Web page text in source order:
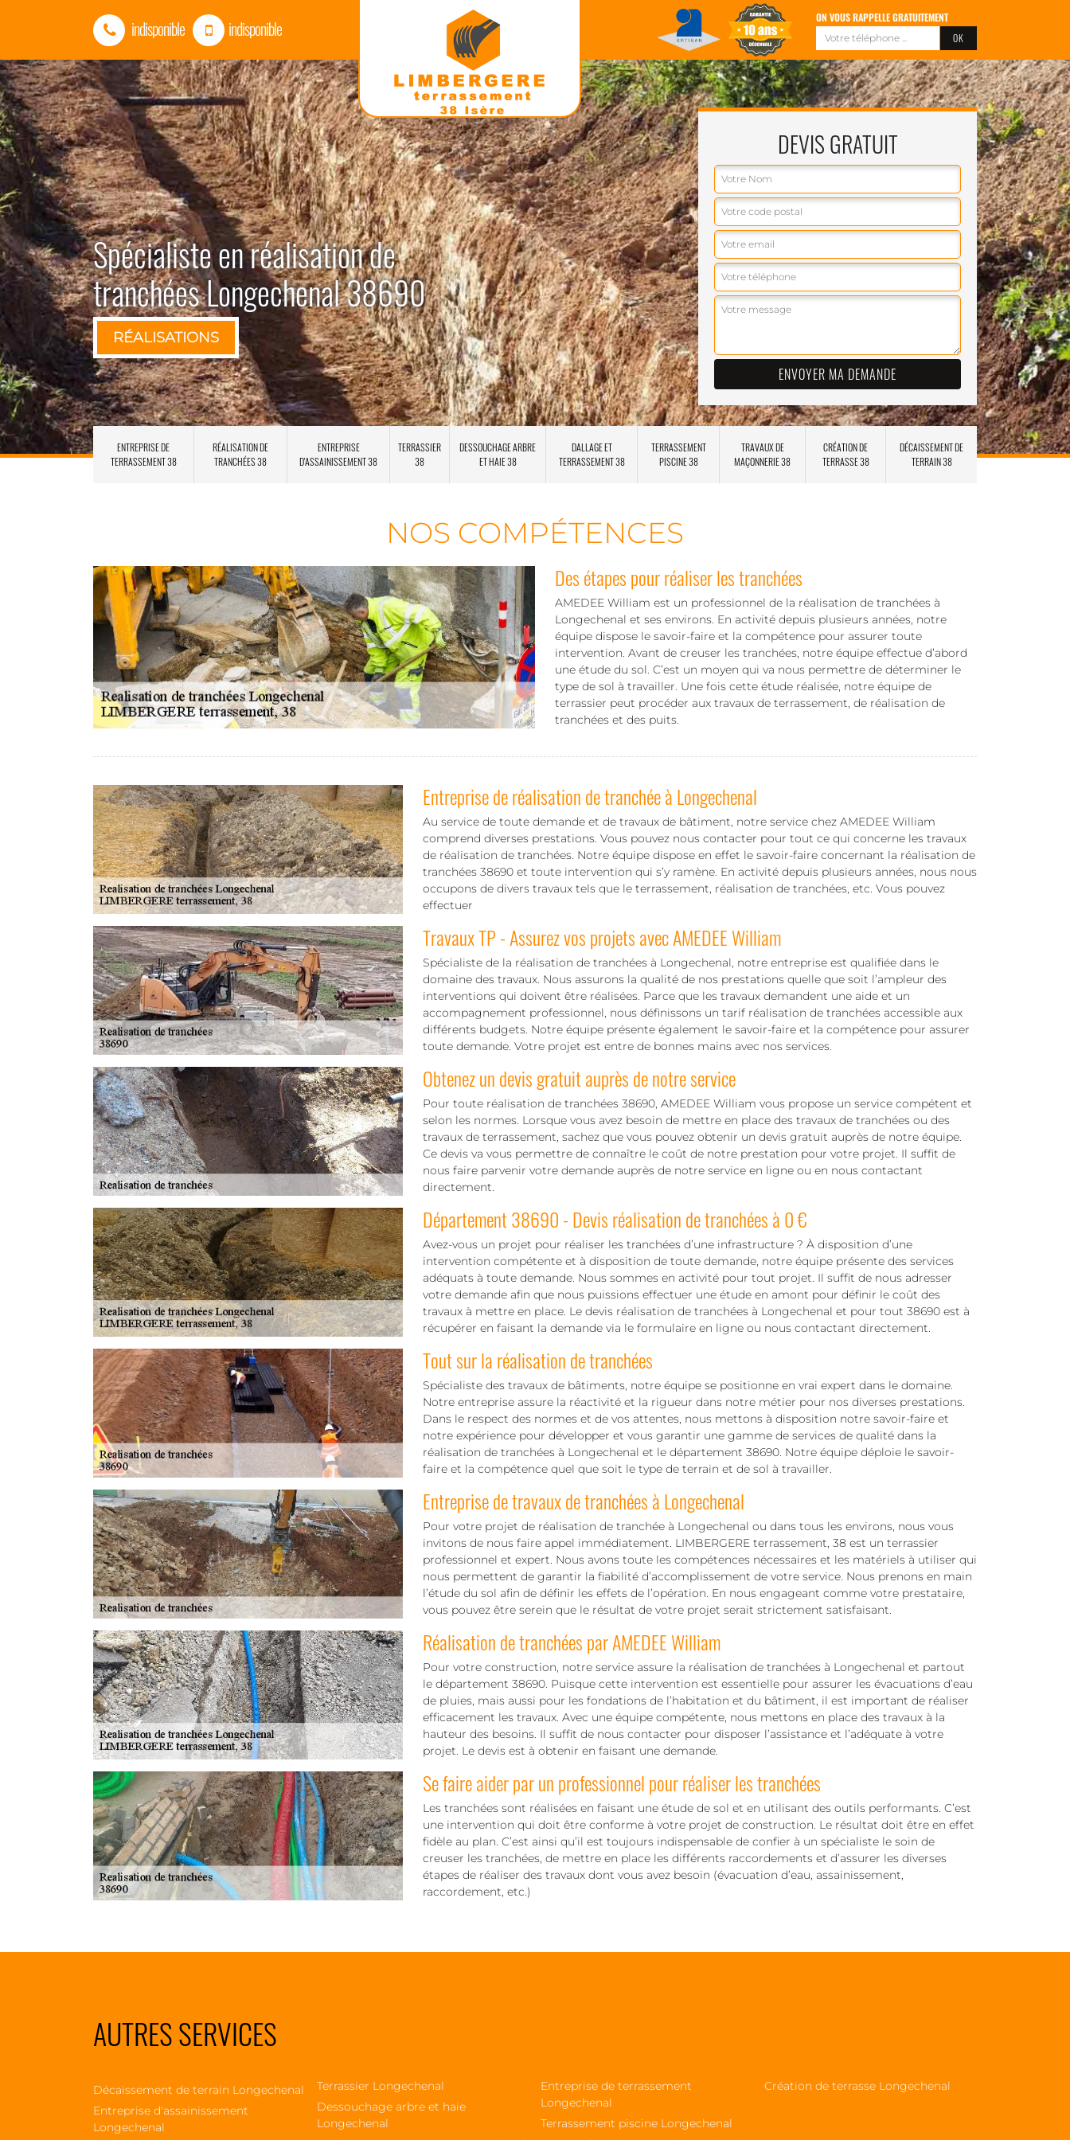
indisponible indisponible ON VOUS RAPPELLE GRATUITEMENT
Spécialiste en réalisation de
tranchées Longechenal 38690
RÉALISATIONS
DEVIS GRATUIT
ENTREPRISE DE
TERRASSEMENT 38
RÉALISATION DE
TRANCHÉES 38
ENTREPRISE
D'ASSAINISSEMENT 38
TERRASSIER
38
DESSOUCHAGE ARBRE
ET HAIE 38
DALLAGE ET
TERRASSEMENT 38
TERRASSEMENT
PISCINE 38
TRAVAUX DE
MAÇONNERIE 38
CRÉATION DE
TERRASSE 38
DÉCAISSEMENT DE
TERRAIN 38
NOS COMPÉTENCES
Des étapes pour réaliser les tranchées
AMEDEE William est un professionnel de la réalisation de tranchées à
Longechenal et ses environs. En activité depuis plusieurs années, notre
équipe dispose le savoir-faire et la compétence pour assurer toute
intervention. Avant de creuser les tranchées, notre équipe effectue d’abord
une étude du sol. C’est un moyen qui va nous permettre de déterminer le
type de sol à travailler. Une fois cette étude réalisée, notre équipe de
terrassier peut procéder aux travaux de terrassement, de réalisation de
tranchées et des puits.
Entreprise de réalisation de tranchée à Longechenal
Au service de toute demande et de travaux de bâtiment, notre service chez AMEDEE William
comprend diverses prestations. Vous pouvez nous contacter pour tout ce qui concerne les travaux
de réalisation de tranchées. Notre équipe dispose en effet le savoir-faire concernant la réalisation de
tranchées 38690 et toute intervention qui s’y ramène. En activité depuis plusieurs années, nous nous
occupons de divers travaux tels que le terrassement, réalisation de tranchées, etc. Vous pouvez
effectuer
Travaux TP - Assurez vos projets avec AMEDEE William
Spécialiste de la réalisation de tranchées à Longechenal, notre entreprise est qualifiée dans le
domaine des travaux. Nous assurons la qualité de nos prestations quelle que soit l’ampleur des
interventions qui doivent être réalisées. Parce que les travaux demandent une aide et un
accompagnement professionnel, nous définissons un tarif réalisation de tranchées accessible aux
différents budgets. Notre équipe présente également le savoir-faire et la compétence pour assurer
toute demande. Votre projet est entre de bonnes mains avec nos services.
Obtenez un devis gratuit auprès de notre service
Pour toute réalisation de tranchées 38690, AMEDEE William vous propose un service compétent et
selon les normes. Lorsque vous avez besoin de mettre en place des travaux de tranchées ou des
travaux de terrassement, sachez que vous pouvez obtenir un devis gratuit auprès de notre équipe.
Ce devis va vous permettre de connaître le coût de notre prestation pour votre projet. Il suffit de
nous faire parvenir votre demande auprès de notre service en ligne ou en nous contactant
directement.
Département 38690 - Devis réalisation de tranchées à 0 €
Avez-vous un projet pour réaliser les tranchées d’une infrastructure ? À disposition d’une
intervention compétente et à disposition de toute demande, notre équipe présente des services
adéquats à toute demande. Nous sommes en activité pour tout projet. Il suffit de nous adresser
votre demande afin que nous puissions effectuer une étude en amont pour définir le coût des
travaux à mettre en place. Le devis réalisation de tranchées à Longechenal et pour tout 38690 est à
récupérer en faisant la demande via le formulaire en ligne ou nous contactant directement.
Tout sur la réalisation de tranchées
Spécialiste des travaux de bâtiments, notre équipe se positionne en vrai expert dans le domaine.
Notre entreprise assure la réactivité et la rigueur dans notre métier pour nos diverses prestations.
Dans le respect des normes et de vos attentes, nous mettons à disposition notre savoir-faire et
notre expérience pour développer et vous garantir une gamme de services de qualité dans la
réalisation de tranchées à Longechenal et le département 38690. Notre équipe déploie le savoir-
faire et la compétence quel que soit le type de terrain et de sol à travailler.
Entreprise de travaux de tranchées à Longechenal
Pour votre projet de réalisation de tranchée à Longechenal ou dans tous les environs, nous vous
invitons de nous faire appel immédiatement. LIMBERGERE terrassement, 38 est un terrassier
professionnel et expert. Nous avons toute les compétences nécessaires et les matériels à utiliser qui
nous permettent de garantir la fiabilité d’accomplissement de votre service. Nous prenons en main
l’étude du sol afin de définir les effets de l’opération. En nous engageant comme votre prestataire,
vous pouvez être serein que le résultat de votre projet serait strictement satisfaisant.
Réalisation de tranchées par AMEDEE William
Pour votre construction, notre service assure la réalisation de tranchées à Longechenal et partout
le département 38690. Puisque cette intervention est essentielle pour assurer les évacuations d’eau
de pluies, mais aussi pour les fondations de l’habitation et du bâtiment, il est important de réaliser
efficacement les travaux. Avec une équipe compétente, nous mettons en place des travaux à la
hauteur des besoins. Il suffit de nous contacter pour disposer l’assistance et l’adéquate à votre
projet. Le devis est à obtenir en faisant une demande.
Se faire aider par un professionnel pour réaliser les tranchées
Les tranchées sont réalisées en faisant une étude de sol et en utilisant des outils performants. C’est
une intervention qui doit être conforme à votre projet de construction. Le résultat doit être en effet
fidèle au plan. C’est ainsi qu’il est toujours indispensable de confier à un spécialiste le soin de
creuser les tranchées, de mettre en place les différents raccordements et d’assurer les diverses
étapes de réaliser des travaux dont vous avez besoin (évacuation d’eau, assainissement,
raccordement, etc.)
AUTRES SERVICES
Décaissement de terrain Longechenal
Entreprise d'assainissement
Longechenal
Terrassier Longechenal
Dessouchage arbre et haie
Longechenal
Entreprise de terrassement
Longechenal
Terrassement piscine Longechenal
Création de terrasse Longechenal